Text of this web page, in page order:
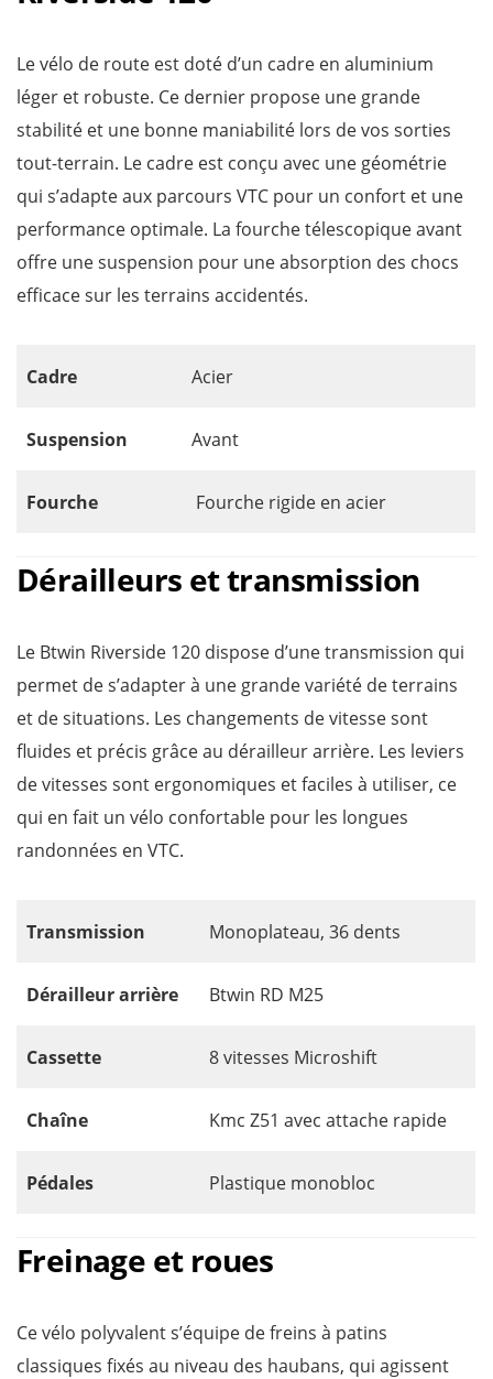
Le vélo de route est doté d’un cadre en aluminium
léger et robuste. Ce dernier propose une grande
stabilité et une bonne maniabilité lors de vos sorties
tout-terrain. Le cadre est conçu avec une géométrie
qui s’adapte aux parcours VTC pour un confort et une
performance optimale. La fourche télescopique avant
offre une suspension pour une absorption des chocs
efficace sur les terrains accidentés.
Cadre Acier
Suspension Avant
Fourche Fourche rigide en acier
Dérailleurs et transmission
Le Btwin Riverside 120 dispose d’une transmission qui
permet de s’adapter à une grande variété de terrains
et de situations. Les changements de vitesse sont
fluides et précis grâce au dérailleur arrière. Les leviers
de vitesses sont ergonomiques et faciles à utiliser, ce
qui en fait un vélo confortable pour les longues
randonnées en VTC.
Transmission Monoplateau, 36 dents
Dérailleur arrière Btwin RD M25
Cassette 8 vitesses Microshift
Chaîne Kmc Z51 avec attache rapide
Pédales Plastique monobloc
Freinage et roues
Ce vélo polyvalent s’équipe de freins à patins
classiques fixés au niveau des haubans, qui agissent